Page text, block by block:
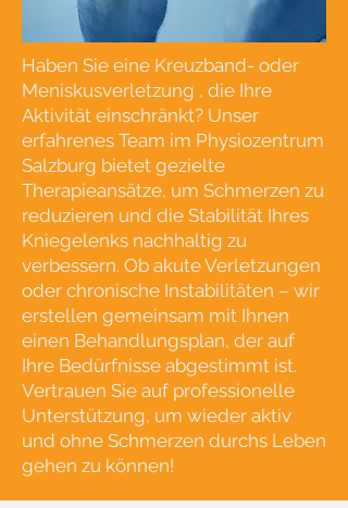
Haben Sie eine Kreuzband- oder
Meniskusverletzung , die Ihre
Aktivität einschränkt? Unser
erfahrenes Team im Physiozentrum
Salzburg bietet gezielte
Therapieansätze, um Schmerzen zu
reduzieren und die Stabilität Ihres
Kniegelenks nachhaltig zu
verbessern. Ob akute Verletzungen
oder chronische Instabilitäten – wir
erstellen gemeinsam mit Ihnen
einen Behandlungsplan, der auf
Ihre Bedürfnisse abgestimmt ist.
Vertrauen Sie auf professionelle
Unterstützung, um wieder aktiv
und ohne Schmerzen durchs Leben
gehen zu können!